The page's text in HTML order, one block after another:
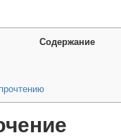
Содержание